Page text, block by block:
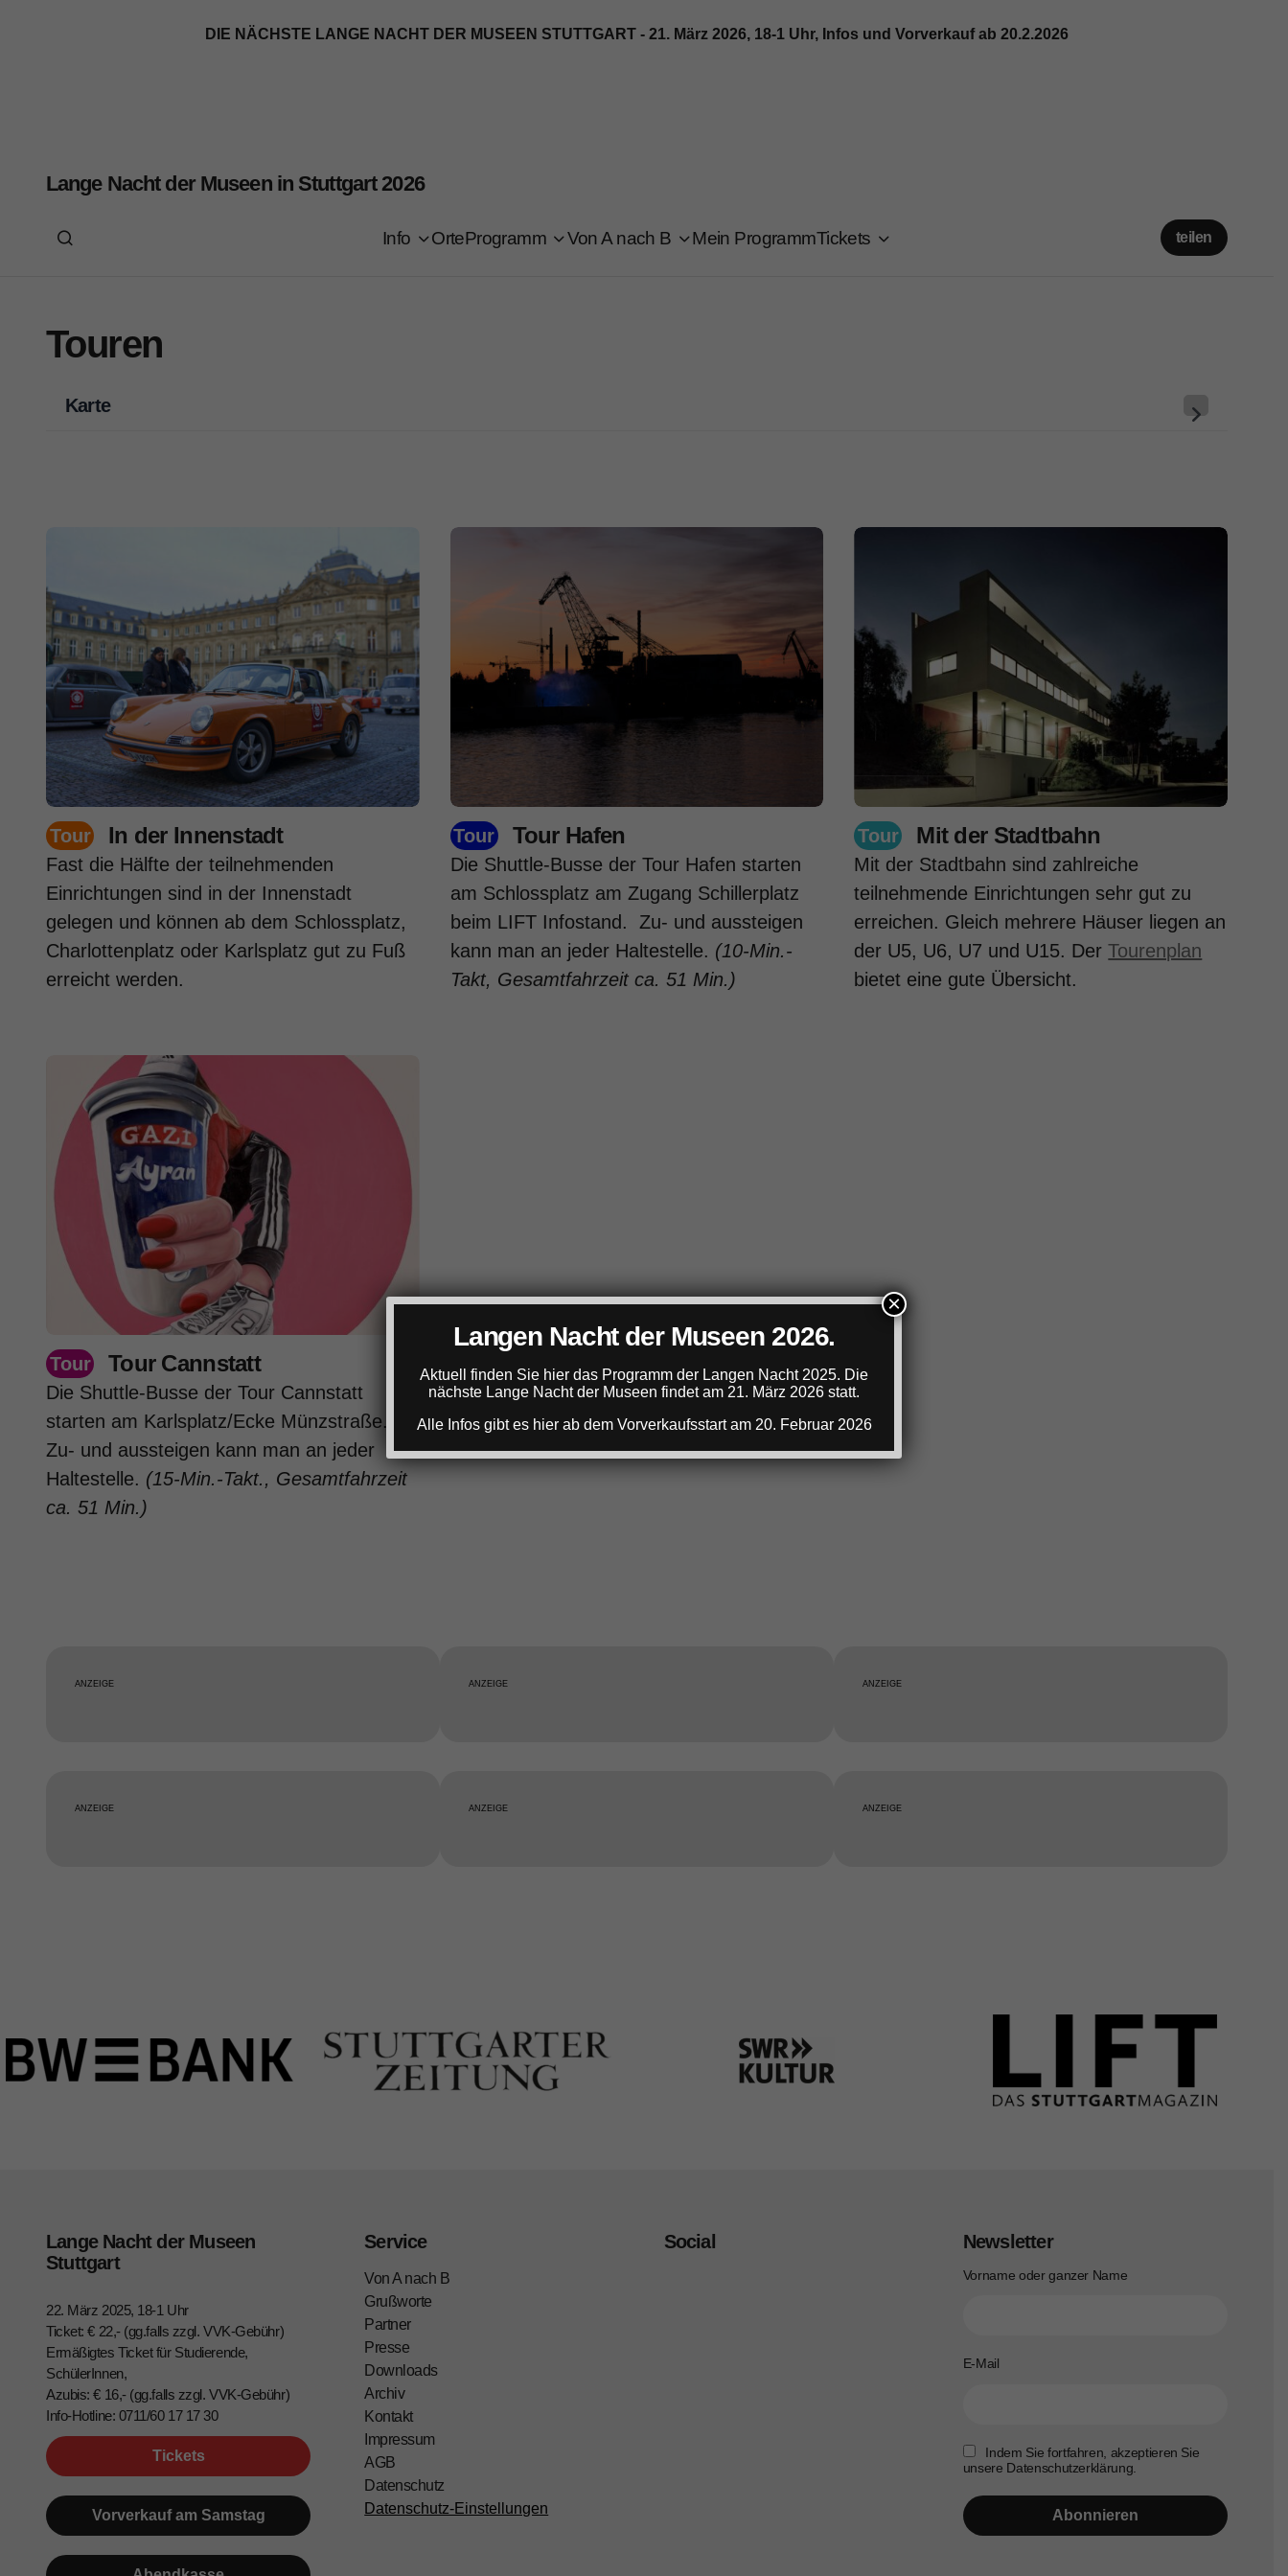
DIE NÄCHSTE LANGE NACHT DER MUSEEN STUTTGART - 21. März 2026, 18-1 Uhr, Infos und Vorverkauf ab 20.2.2026
Lange Nacht der Museen in Stuttgart 2026
Info OrteProgramm Von A nach B Mein ProgrammTickets teilen
Touren
Karte
Tour In der Innenstadt
Fast die Hälfte der teilnehmenden
Einrichtungen sind in der Innenstadt
gelegen und können ab dem Schlossplatz,
Charlottenplatz oder Karlsplatz gut zu Fuß
erreicht werden.
Tour Tour Hafen
Die Shuttle-Busse der Tour Hafen starten
am Schlossplatz am Zugang Schillerplatz
beim LIFT Infostand. Zu- und aussteigen
kann man an jeder Haltestelle. (10-Min.-
Takt, Gesamtfahrzeit ca. 51 Min.)
Tour Mit der Stadtbahn
Mit der Stadtbahn sind zahlreiche
teilnehmende Einrichtungen sehr gut zu
erreichen. Gleich mehrere Häuser liegen an
der U5, U6, U7 und U15. DerTourenplan
bietet eine gute Übersicht.
Tour Tour Cannstatt
Die Shuttle-Busse der Tour Cannstatt
starten am Karlsplatz/Ecke Münzstraße.
Zu- und aussteigen kann man an jeder
Haltestelle. (15-Min.-Takt., Gesamtfahrzeit
ca. 51 Min.)
ANZEIGE ANZEIGE ANZEIGE
ANZEIGE ANZEIGE ANZEIGE
Lange Nacht der Museen
Stuttgart
22. März 2025, 18-1 Uhr
Ticket: € 22,- (gg.falls zzgl. VVK-Gebühr)
Ermäßigtes Ticket für Studierende,
SchülerInnen,
Azubis: € 16,- (gg.falls zzgl. VVK-Gebühr)
Info-Hotline: 0711/60 17 17 30
Tickets
Vorverkauf am Samstag
Service
Von A nach B
Grußworte
Partner
Presse
Downloads
Archiv
Kontakt
Impressum
AGB
Datenschutz
Datenschutz-Einstellungen
Social Newsletter
Vorname oder ganzer Name
E-Mail
Indem Sie fortfahren, akzeptieren Sie
unsere Datenschutzerklärung.
Langen Nacht der Museen 2026.
Aktuell finden Sie hier das Programm der Langen Nacht 2025. Die
nächste Lange Nacht der Museen findet am 21. März 2026 statt.
Alle Infos gibt es hier ab dem Vorverkaufsstart am 20. Februar 2026
×